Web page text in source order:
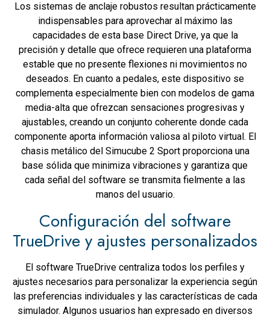
Los sistemas de anclaje robustos resultan prácticamente
indispensables para aprovechar al máximo las
capacidades de esta base Direct Drive, ya que la
precisión y detalle que ofrece requieren una plataforma
estable que no presente flexiones ni movimientos no
deseados. En cuanto a pedales, este dispositivo se
complementa especialmente bien con modelos de gama
media-alta que ofrezcan sensaciones progresivas y
ajustables, creando un conjunto coherente donde cada
componente aporta información valiosa al piloto virtual. El
chasis metálico del Simucube 2 Sport proporciona una
base sólida que minimiza vibraciones y garantiza que
cada señal del software se transmita fielmente a las
manos del usuario.
Configuración del software
TrueDrive y ajustes personalizados
El software TrueDrive centraliza todos los perfiles y
ajustes necesarios para personalizar la experiencia según
las preferencias individuales y las características de cada
simulador. Algunos usuarios han expresado en diversos